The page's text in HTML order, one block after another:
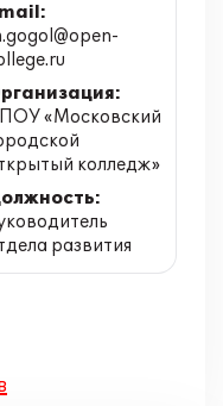
«Московский
колледж»
развития